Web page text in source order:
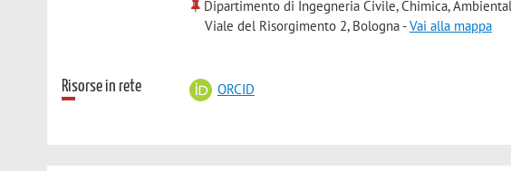
Dipartimento di Ingegneria Civile, Chimica,
Viale del Risorgimento 2, Bologna -Vai alla mappa
Risorse in rete ORCID